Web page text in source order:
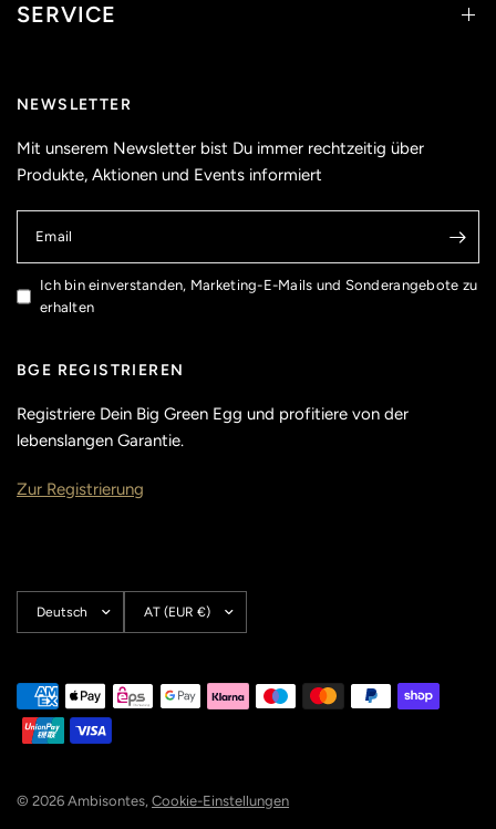
SERVICE
NEWSLETTER
Mit unserem Newsletter bist Du immer rechtzeitig über
Produkte, Aktionen und Events informiert
Email
Ich bin einverstanden, Marketing-E-Mails und Sonderangebote zu
erhalten
BGE REGISTRIEREN
Registriere Dein Big Green Egg und profitiere von der
lebenslangen Garantie.
Zur Registrierung
aktualisieren
aktualisieren
© 2026 Ambisontes,Cookie-Einstellungen